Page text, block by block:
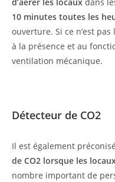
d’aérer les locaux dans
10 minutes toutes les
ouverture. Si ce n’est
à la présence et au
ventilation mécanique.
Détecteur de CO2
Il est également préconisé
de CO2 lorsque les
nombre important de